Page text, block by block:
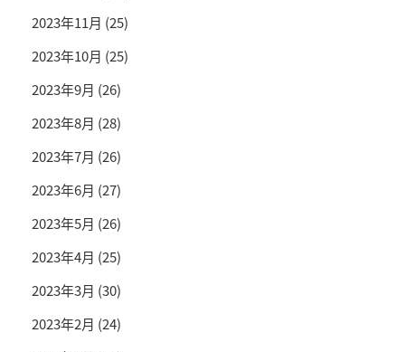
2023年11月 (25)
2023年10月 (25)
2023年9月 (26)
2023年8月 (28)
2023年7月 (26)
2023年6月 (27)
2023年5月 (26)
2023年4月 (25)
2023年3月 (30)
2023年2月 (24)